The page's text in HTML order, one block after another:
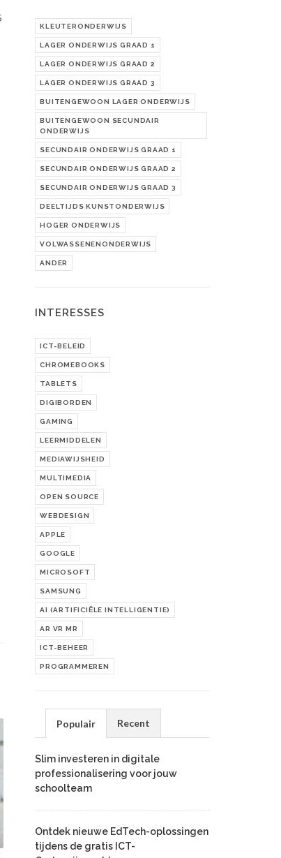
KLEUTERONDERWIJS
LAGER ONDERWIJS GRAAD 1
LAGER ONDERWIJS GRAAD 2
LAGER ONDERWIJS GRAAD 3
BUITENGEWOON LAGER ONDERWIJS
BUITENGEWOON SECUNDAIR
ONDERWIJS
SECUNDAIR ONDERWIJS GRAAD 1
SECUNDAIR ONDERWIJS GRAAD 2
SECUNDAIR ONDERWIJS GRAAD 3
DEELTIJDS KUNSTONDERWIJS
HOGER ONDERWIJS
VOLWASSENENONDERWIJS
ANDER
INTERESSES
ICT-BELEID
CHROMEBOOKS
TABLETS
DIGIBORDEN
GAMING
LEERMIDDELEN
MEDIAWIJSHEID
MULTIMEDIA
OPEN SOURCE
WEBDESIGN
APPLE
GOOGLE
MICROSOFT
SAMSUNG
AI (ARTIFICIËLE INTELLIGENTIE)
AR VR MR
ICT-BEHEER
PROGRAMMEREN
Populair Recent
Slim investeren in digitale
professionalisering voor jouw
schoolteam
Ontdek nieuwe EdTech-oplossingen
tijdens de gratis ICT-